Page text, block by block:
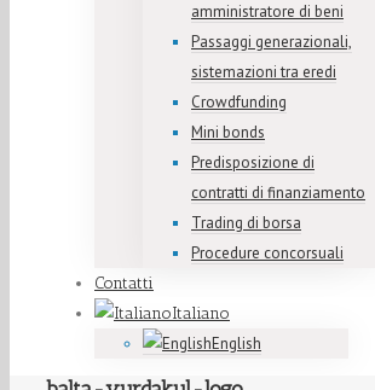
amministratore di beni
Passaggi generazionali,
sistemazioni tra eredi
Crowdfunding
Mini bonds
Predisposizione di
contratti di finanziamento
Trading di borsa
Procedure concorsuali
Contatti
Italiano
English